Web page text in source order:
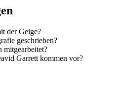
der Geige?
geschrieben?
mitgearbeitet?
Garrett kommen vor?